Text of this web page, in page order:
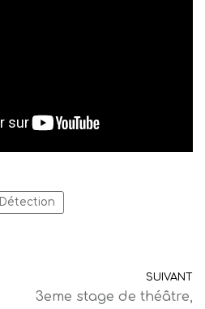
Détection
SUIVANT
3eme stage de théâtre,